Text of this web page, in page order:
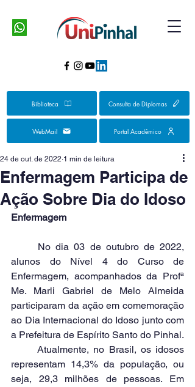
Biblioteca Consulta de Diplomas
WebMail Portal Acadêmico
Enfermagem Participa de
Ação Sobre Dia do Idoso
24 de out. de 2022 1 min de leitura
Enfermagem
alunos do Nível 4 do Curso de
Enfermagem, acompanhados da Profª
Me. Marli Gabriel de Melo Almeida
participaram da ação em comemoração
ao Dia Internacional do Idoso junto com
a Prefeitura de Espírito Santo do Pinhal.
	Atualmente, no Brasil, os idosos
representam 14,3% da população, ou
seja, 29,3 milhões de pessoas. Em